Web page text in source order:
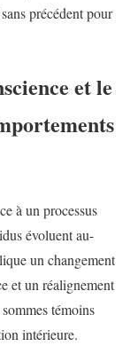
précédent pour
et le
à un processus
évoluent au-
un changement
et un réalignement
témoins
intérieure.